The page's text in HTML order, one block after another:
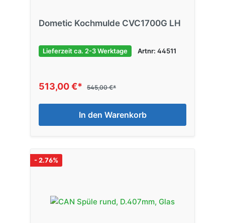
Dometic Kochmulde CVC1700G LH
Lieferzeit ca. 2-3 Werktage Artnr: 44511
513,00 €* 545,00 €*
In den Warenkorb
- 2.76%